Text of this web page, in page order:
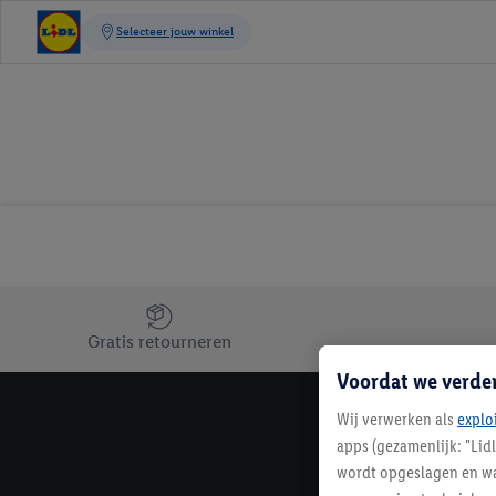
Jouw voordelen bij ons als Lidl webshop klant
Gratis retourneren
Voordat we
Wij verwerken als
apps (gezamenlijk:
wordt opgeslagen en